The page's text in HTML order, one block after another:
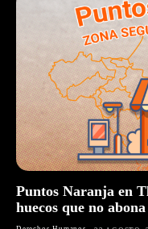
Puntos Naranja en
huecos que no